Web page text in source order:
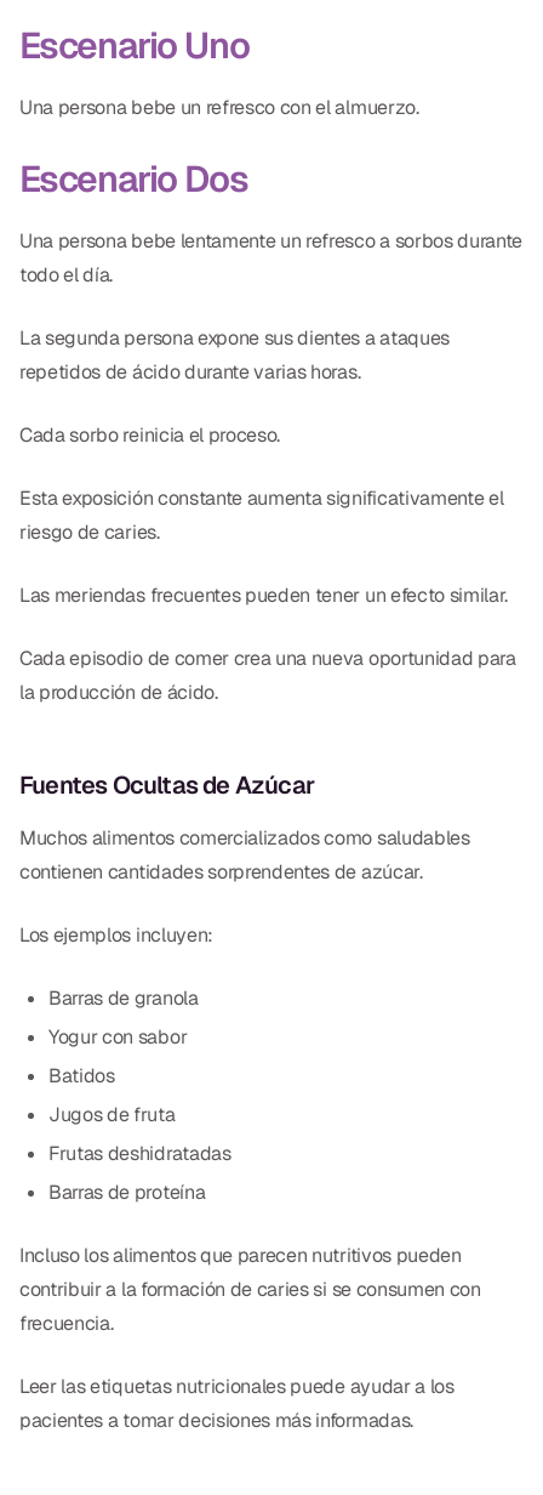
Escenario Uno
Una persona bebe un refresco con el almuerzo.
Escenario Dos
Una persona bebe lentamente un refresco a sorbos durante
todo el día.
La segunda persona expone sus dientes a ataques
repetidos de ácido durante varias horas.
Cada sorbo reinicia el proceso.
Esta exposición constante aumenta significativamente el
riesgo de caries.
Las meriendas frecuentes pueden tener un efecto similar.
Cada episodio de comer crea una nueva oportunidad para
la producción de ácido.
Fuentes Ocultas de Azúcar
Muchos alimentos comercializados como saludables
contienen cantidades sorprendentes de azúcar.
Los ejemplos incluyen:
Barras de granola
Yogur con sabor
Batidos
Jugos de fruta
Frutas deshidratadas
Barras de proteína
Incluso los alimentos que parecen nutritivos pueden
contribuir a la formación de caries si se consumen con
frecuencia.
Leer las etiquetas nutricionales puede ayudar a los
pacientes a tomar decisiones más informadas.